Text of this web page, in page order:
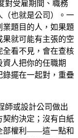
對受雇期間、職務
（也就是公司）。一
題目的人，如果題
果就可能有主張的空
全看不見，會在查核
人把你的任職期
錄擺在一起對，重疊
師或設計公司做出
契約決定；沒有白紙
部權利——這一點和